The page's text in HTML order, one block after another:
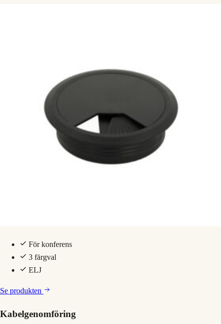
För konferens
3 färgval
ELJ
Se produkten
Kabelgenomföring